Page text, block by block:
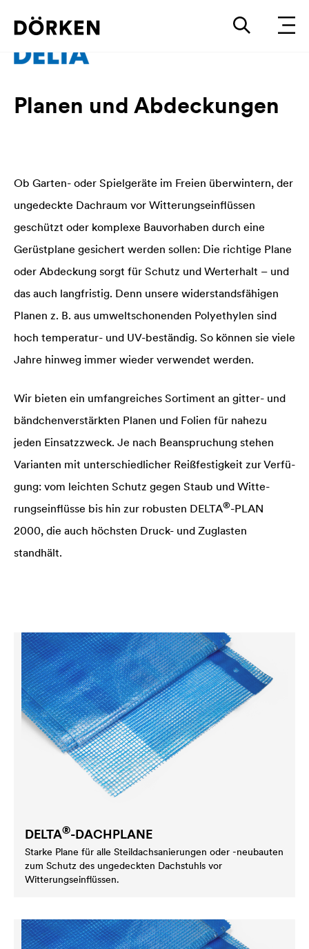
Planen und Abdeckungen
Ob Garten- oder Spielgeräte im Freien überwintern, der
ungedeckte Dachraum vor Witterungseinflüssen
geschützt oder komplexe Bauvorhaben durch eine
Gerüstplane gesichert werden sollen: Die richtige Plane
oder Abdeckung sorgt für Schutz und Werterhalt – und
das auch langfristig. Denn unsere widerstandsfähigen
Planen z. B. aus umweltschonenden Polyethy­len sind
hoch temperatur- und UV-beständig. So können sie viele
Jahre hinweg immer wieder verwendet werden.
Wir bieten ein umfangreiches Sortiment an gitter- und
bändchenverstärkten Planen und Fo­lien für nahezu
jeden Ein­satz­zweck. Je nach Beanspruchung stehen
Varianten mit unter­schiedlicher Reißfestigkeit zur Verfü­
gung: vom leichten Schutz gegen Staub und Witte­
rungseinflüsse bis hin zur robusten DELTA®-PLAN
2000, die auch höchsten Druck- und Zuglasten
standhält.
DELTA®-DACHPLANE
Starke Plane für alle Steildachsanierungen oder -neubauten
zum Schutz des ungedeckten Dachstuhls vor
Witterungseinflüssen.